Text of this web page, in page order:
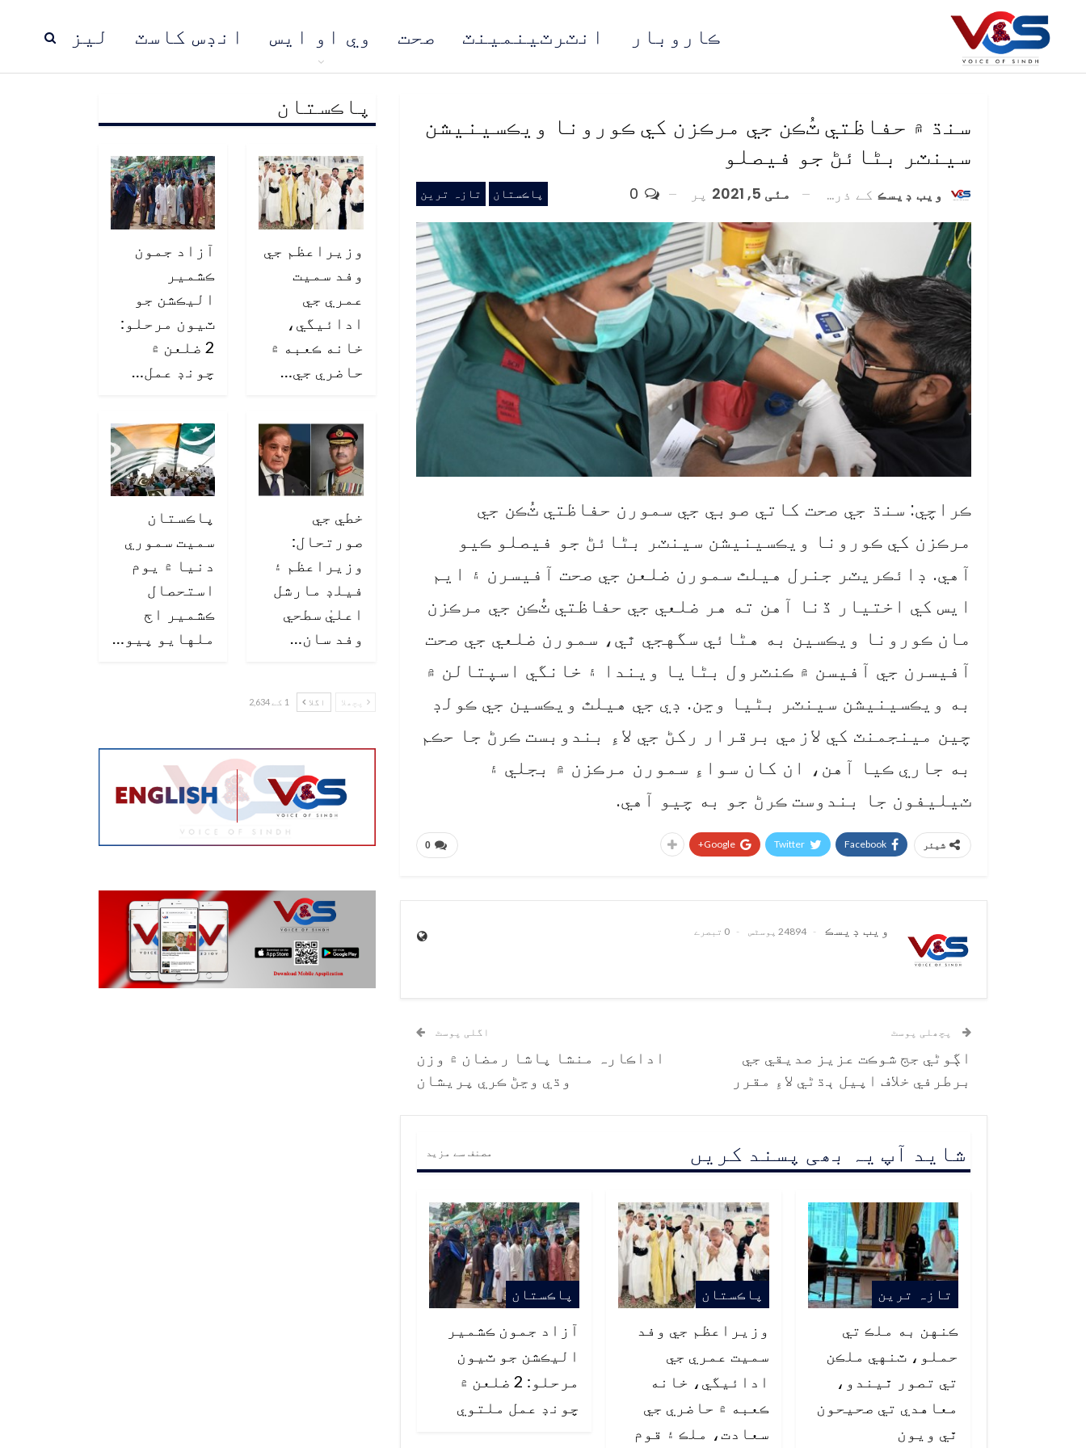
ليز انڊس کاسٽ وي او ايس صحت انٽرٽينمينٽ ڪاروبار
پاڪستان مُنڍ
سنڌ ۾ حفاظتي ٽُڪن جي مرڪزن کي ڪورونا ويڪسينيشن
سينٽر بڻائڻ جو فيصلو
پاڪستان تازہ ترین ويب ڊيسڪ کے ذریعہ مئی 5, 2021 پر
ڪراچي: سنڌ جي صحت کاتي صوبي جي سمورن حفاظتي ٽُڪن جي
مرڪزن کي ڪورونا ويڪسينيشن سينٽر بڻائڻ جو فيصلو ڪيو
آهي. ڊائڪريٽر جنرل هيلٿ سمورن ضلعن جي صحت آفيسرن ۽ ايم
ايس کي اختيار ڏنا آهن ته هر ضلعي جي حفاظتي ٽُڪن جي مرڪزن
مان ڪورونا ويڪسين به هڻائي سگهجي ٿي، سمورن ضلعي جي صحت
آفيسرن جي آفيسن ۾ ڪنٽرول بڻايا ويندا ۽ خانگي اسپتالن ۾
به ويڪسينيشن سينٽر بڻيا وڃن. ڊي جي هيلٿ ويڪسين جي ڪولڊ
چين مينجمنٽ کي لازمي برقرار رکڻ جي لاءِ بندوبست ڪرڻ جا حڪم
به جاري ڪيا آهن، ان کان سواءِ سمورن مرڪزن ۾ بجلي ۽
ٽيليفون جا بندوست ڪرڻ جو به چيو آهي.
0 شیئر Facebook
Twitter
Google+
ويب ڊيسڪ 24894 پوسٹس 0 تبصرے
پچھلی پوسٹ
اڳوڻي جج شوڪت عزيز صديقي جي
برطرفي خلاف اپيل ٻڌڻي لاءِ مقرر
اگلی پوسٹ
اداڪارہ منشا پاشا رمضان ۾ وزن
وڌي وڃڻ ڪري پريشان
شاید آپ یہ بھی پسند کریں مصنف سے مزید
تازہ ترین
ڪنهن به ملڪ تي
حملو، ٽنهي ملڪن
تي تصور ٿيندو،
معاهدي تي صحيحون
ٿي ويون
پاڪستان
وزيراعظم جي وفد
سميت عمري جي
ادائيگي، خانه
ڪعبه ۾ حاضري جي
سعادت، ملڪ ۽ قوم
پاڪستان
آزاد جمون ڪشمير
اليڪشن جو ٽيون
مرحلو: 2 ضلعن ۾
چونڊ عمل ملتوي
پاڪستان
وزيراعظم جي
وفد سميت
عمري جي
ادائيگي،
خانه ڪعبه ۾
حاضري جي…
آزاد جمون
ڪشمير
اليڪشن جو
ٽيون مرحلو:
2 ضلعن ۾
چونڊ عمل…
خطي جي
صورتحال:
وزيراعظم ۽
فيلڊ مارشل
اعليٰ سطحي
وفد سان…
پاڪستان
سميت سموري
دنيا ۾ يوم
استحصال
ڪشمير اڄ
ملهايو پيو…
پچھلا اگلا 1 کے 2,634